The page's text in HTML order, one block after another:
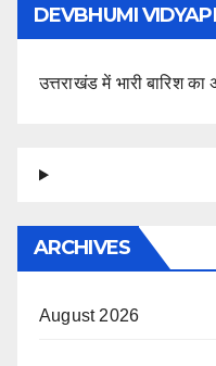
DEVBHUMI
उत्तराखंड में भारी बारिश
ARCHIVES
August 2026